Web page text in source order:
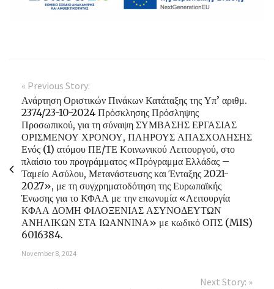
« Previous Story:
Ανάρτηση Οριστικών Πινάκων Κατάταξης της Υπ’ αριθμ.
2374/23-10-2024 Πρόσκλησης Πρόσληψης
Προσωπικού, για τη σύναψη ΣΥΜΒΑΣΗΣ ΕΡΓΑΣΙΑΣ
ΟΡΙΣΜΕΝΟΥ ΧΡΟΝΟΥ, ΠΛΗΡΟΥΣ ΑΠΑΣΧΟΛΗΣΗΣ
Ενός (1) ατόμου ΠΕ/ΤΕ Κοινωνικού Λειτουργού, στο
πλαίσιο του προγράμματος «Πρόγραμμα Ελλάδας –
Ταμείο Ασύλου, Μετανάστευσης και Ένταξης 2021-
2027», με τη συγχρηματοδότηση της Ευρωπαϊκής
Ένωσης για το ΚΦΑΑ με την επωνυμία «Λειτουργία
ΚΦΑΑ ΔΟΜΗ ΦΙΛΟΞΕΝΙΑΣ ΑΣΥΝΟΔΕΥΤΩΝ
ΑΝΗΛΙΚΩΝ ΣΤΑ ΙΩΑΝΝΙΝΑ» με κωδικό ΟΠΣ (MIS)
6016384.
November 8, 2024
Next Story: »